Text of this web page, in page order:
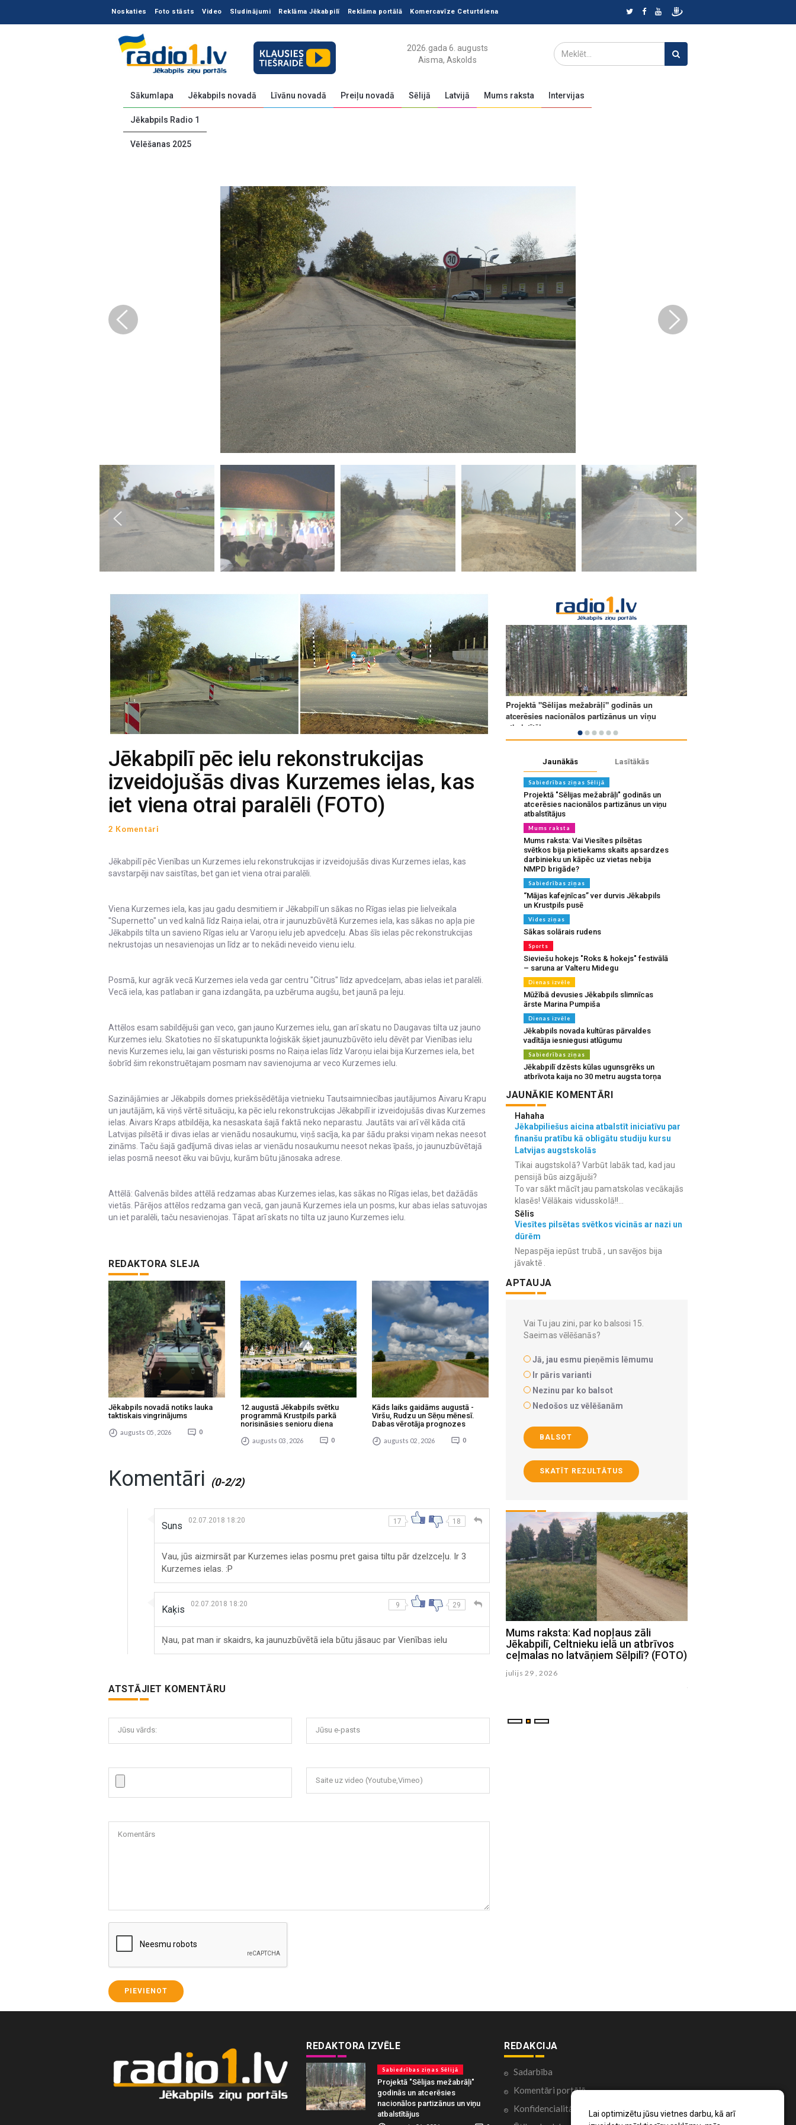
Lai optimizētu jūsu vietnes darbu, kā arī
Noskaties Foto stāsts Video Sludinājumi Reklāma Jēkabpilī Reklāma portālā Komercavīze Ceturtdiena
2026.gada 6. augusts
Aisma, Askolds
Sākumlapa Jēkabpils novadā Līvānu novadā Preiļu novadā Sēlijā Latvijā Mums raksta Intervijas
Jēkabpils Radio 1
Vēlēšanas 2025
Jēkabpilī pēc ielu rekonstrukcijas
izveidojušās divas Kurzemes ielas, kas
iet viena otrai paralēli (FOTO)
2 Komentāri
Jēkabpilī pēc Vienības un Kurzemes ielu rekonstrukcijas ir izveidojušās divas Kurzemes ielas, kas
savstarpēji nav saistītas, bet gan iet viena otrai paralēli.
Viena Kurzemes iela, kas jau gadu desmitiem ir Jēkabpilī un sākas no Rīgas ielas pie lielveikala
"Supernetto" un ved kalnā līdz Raiņa ielai, otra ir jaunuzbūvētā Kurzemes iela, kas sākas no apļa pie
Jēkabpils tilta un savieno Rīgas ielu ar Varoņu ielu jeb apvedceļu. Abas šīs ielas pēc rekonstrukcijas
nekrustojas un nesavienojas un līdz ar to nekādi neveido vienu ielu.
Posmā, kur agrāk vecā Kurzemes iela veda gar centru "Citrus" līdz apvedceļam, abas ielas iet paralēli.
Vecā iela, kas patlaban ir gana izdangāta, pa uzbēruma augšu, bet jaunā pa leju.
Attēlos esam sabildējuši gan veco, gan jauno Kurzemes ielu, gan arī skatu no Daugavas tilta uz jauno
Kurzemes ielu. Skatoties no šī skatupunkta loģiskāk šķiet jaunuzbūvēto ielu dēvēt par Vienības ielu
nevis Kurzemes ielu, lai gan vēsturiski posms no Raiņa ielas līdz Varoņu ielai bija Kurzemes iela, bet
šobrīd šim rekonstruētajam posmam nav savienojuma ar veco Kurzemes ielu.
Sazinājāmies ar Jēkabpils domes priekšsēdētāja vietnieku Tautsaimniecības jautājumos Aivaru Krapu
un jautājām, kā viņš vērtē situāciju, ka pēc ielu rekonstrukcijas Jēkabpilī ir izveidojušās divas Kurzemes
ielas. Aivars Kraps atbildēja, ka nesaskata šajā faktā neko neparastu. Jautāts vai arī vēl kāda citā
Latvijas pilsētā ir divas ielas ar vienādu nosaukumu, viņš sacīja, ka par šādu praksi viņam nekas neesot
zināms. Taču šajā gadījumā divas ielas ar vienādu nosaukumu neesot nekas īpašs, jo jaunuzbūvētajā
ielas posmā neesot ēku vai būvju, kurām būtu jānosaka adrese.
Attēlā: Galvenās bildes attēlā redzamas abas Kurzemes ielas, kas sākas no Rīgas ielas, bet dažādās
vietās. Pārējos attēlos redzama gan vecā, gan jaunā Kurzemes iela un posms, kur abas ielas satuvojas
un iet paralēli, taču nesavienojas. Tāpat arī skats no tilta uz jauno Kurzemes ielu.
REDAKTORA SLEJA
Jēkabpils novadā notiks lauka
taktiskais vingrinājums
augusts 05 , 2026 0
12.augustā Jēkabpils svētku
programmā Krustpils parkā
norisināsies senioru diena
augusts 03 , 2026 0
Kāds laiks gaidāms augustā -
Viršu, Rudzu un Sēņu mēnesī.
Dabas vērotāja prognozes
augusts 02 , 2026 0
Komentāri (0-2/2)
Suns 02.07.2018 18:20 17 18
Vau, jūs aizmirsāt par Kurzemes ielas posmu pret gaisa tiltu pār dzelzceļu. Ir 3
Kurzemes ielas. :P
Kaķis 02.07.2018 18:20 9 29
Ņau, pat man ir skaidrs, ka jaunuzbūvētā iela būtu jāsauc par Vienības ielu
ATSTĀJIET KOMENTĀRU
Jūsu vārds: Jūsu e-pasts
Saite uz video (Youtube,Vimeo)
Komentārs
PIEVIENOT
Jaunākās Lasītākās
Sabiedrības ziņas Sēlijā
Projektā "Sēlijas mežabrāļi" godinās un
atcerēsies nacionālos partizānus un viņu
atbalstītājus
Mums raksta
Mums raksta: Vai Viesītes pilsētas
svētkos bija pietiekams skaits apsardzes
darbinieku un kāpēc uz vietas nebija
NMPD brigāde?
Sabiedrības ziņas
“Mājas kafejnīcas” ver durvis Jēkabpils
un Krustpils pusē
Vides ziņas
Sākas solārais rudens
Sports
Sieviešu hokejs "Roks & hokejs" festivālā
– saruna ar Valteru Midegu
Dienas izvēle
Mūžībā devusies Jēkabpils slimnīcas
ārste Marina Pumpiša
Dienas izvēle
Jēkabpils novada kultūras pārvaldes
vadītāja iesniegusi atlūgumu
Sabiedrības ziņas
Jēkabpilī dzēsts kūlas ugunsgrēks un
atbrīvota kaija no 30 metru augsta torņa
JAUNĀKIE KOMENTĀRI
Hahaha
Jēkabpiliešus aicina atbalstīt iniciatīvu par
finanšu pratību kā obligātu studiju kursu
Latvijas augstskolās
Tikai augstskolā? Varbūt labāk tad, kad jau
pensijā būs aizgājuši?
To var sākt mācīt jau pamatskolas vecākajās
klasēs! Vēlākais vidusskolā!!...
Sēlis
Viesītes pilsētas svētkos vicinās ar nazi un
dūrēm
Nepaspēja iepūst trubā , un savējos bija
jāvaktē .
APTAUJA
Vai Tu jau zini, par ko balsosi 15.
Saeimas vēlēšanās?
Jā, jau esmu pieņēmis lēmumu
Ir pāris varianti
Nezinu par ko balsot
Nedošos uz vēlēšanām
BALSOT
SKATĪT REZULTĀTUS
svētkos bija pietiekams skaits
apsardzes darbinieku un kāpēc uz
Mums raksta: Kad nopļaus zāli
Jēkabpilī, Celtnieku ielā un atbrīvos
ceļmalas no latvāņiem Sēlpilī? (FOTO)
julijs 29 , 2026
REDAKTORA IZVĒLE
Sabiedrības ziņas Sēlijā
Projektā "Sēlijas mežabrāļi"
godinās un atcerēsies
nacionālos partizānus un viņu
atbalstītājus
REDAKCIJA
Sadarbība
Komentāri portālā
Konfidencialitātes politika